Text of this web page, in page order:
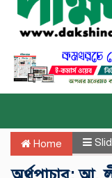
Home